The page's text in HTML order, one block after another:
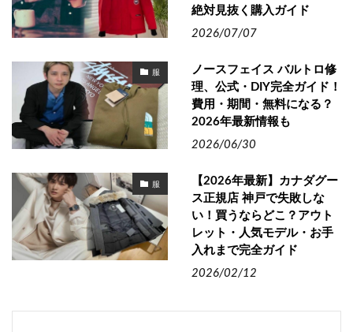
絶対見抜く購入ガイド
2026/07/07
服
ノースフェイス バルトロ修
理、公式・DIY完全ガイド！
費用・期間・無料になる？
2026年最新情報も
2026/06/30
服
【2026年最新】カナダグー
ス正規店 神戸で失敗しな
い！買うならどこ？アウト
レット・人気モデル・お手
入れまで完全ガイド
2026/02/12